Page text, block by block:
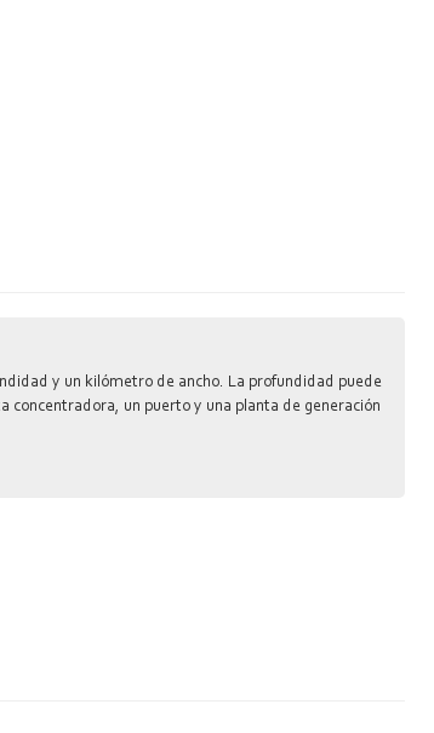
y un kilómetro de ancho. La profundidad puede
concentradora, un puerto y una planta de generación